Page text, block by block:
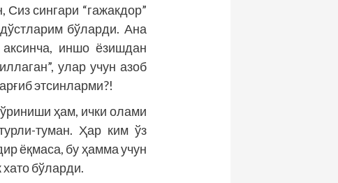
сингари “гажакдор”
бўларди. Ана
аксинча, иншо ёзишдан
улар учун азоб
этсинларми?!
ҳам, ички олами
туман. Ҳар ким ўз
ёқмаса, бу ҳамма учун
бўларди.